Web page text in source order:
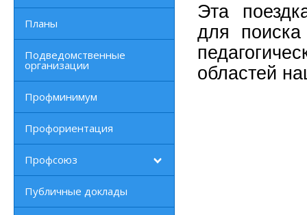
Планы
Подведомственные
организации
Профминимум
Профориентация
Профсоюз
Публичные доклады
Эта
для
областей